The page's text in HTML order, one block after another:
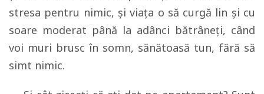
stresa pentru nimic, şi viaţa o să curgă lin şi cu
soare moderat până la adânci bătrâneţi, când
voi muri brusc în somn, sănătoasă tun, fără să
simt nimic.